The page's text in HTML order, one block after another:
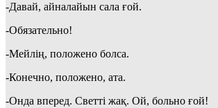
-Давай, айналайын сала ғой.
-Обязательно!
-Мейлің, положено болса.
-Конечно, положено, ата.
-Онда вперед. Светті жақ. Ой, больно ғой!